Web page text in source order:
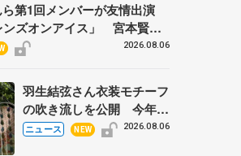
第1回メンバーが友情出演
ンズオンアイス」 宮本賢二
ん、田村岳斗さんも2026.08.06
羽生結弦さん衣装モチーフ
の吹き流しを公開 今年は
「春よ、来い」、仙台の瑞
ニュース NEW 2026.08.06